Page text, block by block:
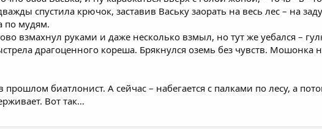
спустила крючок, заставив Ваську заорать на весь лес – на
по мудям.
взмахнул руками и даже несколько взмыл, но тут же уебался –
драгоценного кореша. Брякнулся оземь без чувств. Мошонка
прошлом биатлонист. А сейчас – набегается с палками по лесу, а
Вот так…